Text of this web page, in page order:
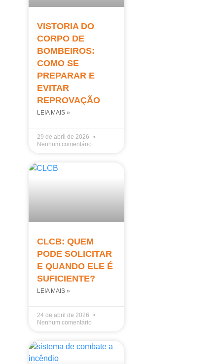
VISTORIA DO
CORPO DE
BOMBEIROS:
COMO SE
PREPARAR E
EVITAR
REPROVAÇÃO
LEIA MAIS »
29 de abril de 2026
Nenhum comentário
CLCB: QUEM
PODE SOLICITAR
E QUANDO ELE É
SUFICIENTE?
LEIA MAIS »
24 de abril de 2026
Nenhum comentário